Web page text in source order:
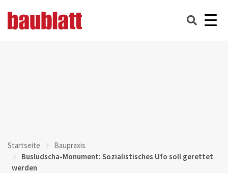
Startseite
Baupraxis
Busludscha-Monument: Sozialistisches Ufo soll gerettet
werden